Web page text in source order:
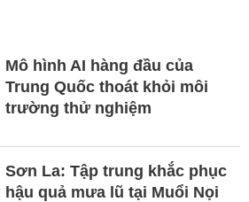
Mô hình AI hàng đầu của
Trung Quốc thoát khỏi môi
trường thử nghiệm
Sơn La: Tập trung khắc phục
hậu quả mưa lũ tại Muổi Nọi